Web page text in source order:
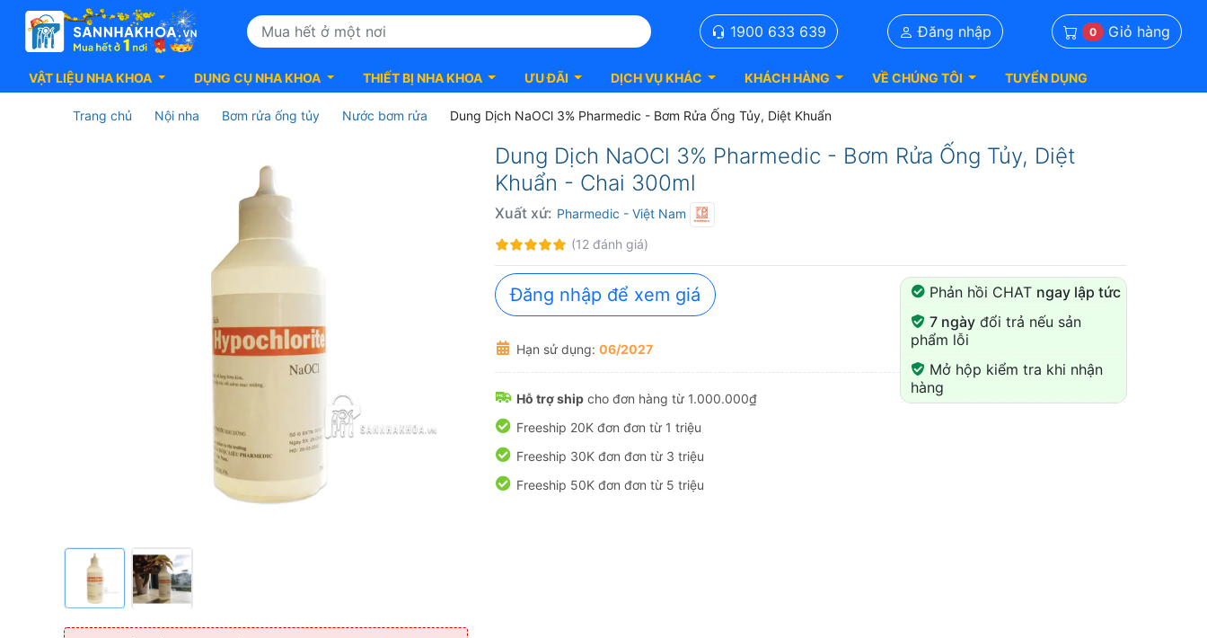
1900 633 639 Đăng nhập 0 Giỏ hàng
VẬT LIỆU NHA KHOA DỤNG CỤ NHA KHOA THIẾT BỊ NHA KHOA ƯU ĐÃI DỊCH VỤ KHÁC KHÁCH HÀNG VỀ CHÚNG TÔI TUYỂN DỤNG
Trang chủ Nội nha Bơm rửa ống tủy Nước bơm rửa Dung Dịch NaOCl 3% Pharmedic - Bơm Rửa Ống Tủy, Diệt Khuẩn
Pharmedic
Ống
Tủy
Dung Dịch NaOCl 3% Pharmedic - Bơm Rửa Ống Tủy, Diệt
Khuẩn - Chai 300ml
Xuất xứ: Pharmedic - Việt Nam
Đánh
giá:
100%
(12 đánh giá)
Phản hồi CHAT ngay lập tức
7 ngàyđổi trả nếu sản
phẩm lỗi
Mở hộp kiểm tra khi nhận
hàng
Đăng nhập để xem giá
Hạn sử dụng: 06/2027
Hỗ trợ ship cho đơn hàng từ 1.000.000₫
Freeship 20K đơn đơn từ 1 triệu
Freeship 30K đơn đơn từ 3 triệu
Freeship 50K đơn đơn từ 5 triệu